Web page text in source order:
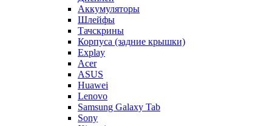
Аккумуляторы
Шлейфы
Тачскрины
Корпуса (задние крышки)
Explay
Acer
ASUS
Huawei
Lenovo
Samsung Galaxy Tab
Sony